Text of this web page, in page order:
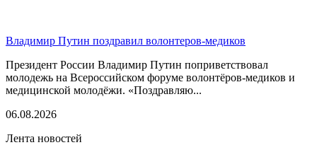
Владимир Путин поздравил волонтеров-медиков
Президент России Владимир Путин поприветствовал
молодежь на Всероссийском форуме волонтёров-медиков и
медицинской молодёжи. «Поздравляю...
06.08.2026
Лента новостей